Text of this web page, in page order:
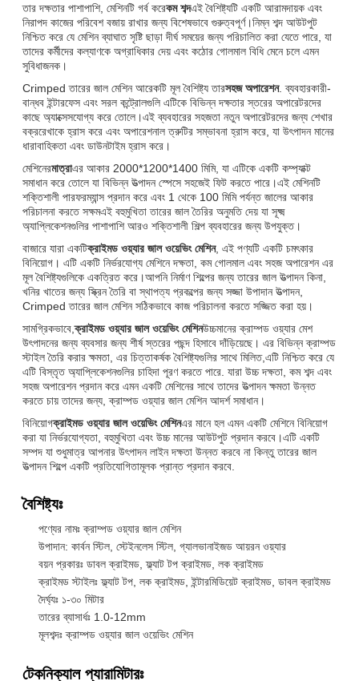
তার দক্ষতার পাশাপাশি, মেশিনটি গর্ব করেকম শব্দএই বৈশিষ্ট্যটি একটি আরামদায়ক এবং
নিরাপদ কাজের পরিবেশ বজায় রাখার জন্য বিশেষভাবে গুরুত্বপূর্ণ।নিম্ন শব্দ আউটপুট
নিশ্চিত করে যে মেশিন ব্যাঘাত সৃষ্টি ছাড়া দীর্ঘ সময়ের জন্য পরিচালিত করা যেতে পারে, যা
তাদের কর্মীদের কল্যাণকে অগ্রাধিকার দেয় এবং কঠোর গোলমাল বিধি মেনে চলে এমন
সুবিধাজনক।
Crimped তারের জাল মেশিন আরেকটি মূল বৈশিষ্ট্য তারসহজ অপারেশন. ব্যবহারকারী-
বান্ধব ইন্টারফেস এবং সরল কন্ট্রোলগুলি এটিকে বিভিন্ন দক্ষতার স্তরের অপারেটরদের
কাছে অ্যাক্সেসযোগ্য করে তোলে।এই ব্যবহারের সহজতা নতুন অপারেটরদের জন্য শেখার
বক্ররেখাকে হ্রাস করে এবং অপারেশনাল ত্রুটির সম্ভাবনা হ্রাস করে, যা উৎপাদন মানের
ধারাবাহিকতা এবং ডাউনটাইম হ্রাস করে।
মেশিনেরমাত্রাএর আকার 2000*1200*1400 মিমি, যা এটিকে একটি কম্প্যাক্ট
সমাধান করে তোলে যা বিভিন্ন উত্পাদন স্পেসে সহজেই ফিট করতে পারে।এই মেশিনটি
শক্তিশালী পারফরম্যান্স প্রদান করে এবং 1 থেকে 100 মিমি পর্যন্ত জালের আকার
পরিচালনা করতে সক্ষমএই বহুমুখিতা তারের জাল তৈরির অনুমতি দেয় যা সূক্ষ্ম
অ্যাপ্লিকেশনগুলির পাশাপাশি আরও শক্তিশালী শিল্প ব্যবহারের জন্য উপযুক্ত।
বাজারে যারা একটিক্রাইমড ওয়্যার জাল ওয়েভিং মেশিন, এই পণ্যটি একটি চমৎকার
বিনিয়োগ। এটি একটি নির্ভরযোগ্য মেশিনে দক্ষতা, কম গোলমাল এবং সহজ অপারেশন এর
মূল বৈশিষ্ট্যগুলিকে একত্রিত করে।আপনি নির্মাণ শিল্পের জন্য তারের জাল উত্পাদন কিনা,
খনির খাতের জন্য স্ক্রিন তৈরি বা স্থাপত্য প্রকল্পের জন্য সজ্জা উপাদান উত্পাদন,
Crimped তারের জাল মেশিন সঠিকভাবে কাজ পরিচালনা করতে সজ্জিত করা হয়।
সামগ্রিকভাবে,ক্রাইমড ওয়্যার জাল ওয়েভিং মেশিনউচ্চমানের ক্রাম্পড ওয়্যার মেশ
উৎপাদনের জন্য ব্যবসার জন্য শীর্ষ স্তরের পছন্দ হিসাবে দাঁড়িয়েছে। এর বিভিন্ন ক্রাম্পড
স্টাইল তৈরি করার ক্ষমতা, এর চিত্তাকর্ষক বৈশিষ্ট্যগুলির সাথে মিলিত,এটি নিশ্চিত করে যে
এটি বিস্তৃত অ্যাপ্লিকেশনগুলির চাহিদা পূরণ করতে পারে. যারা উচ্চ দক্ষতা, কম শব্দ এবং
সহজ অপারেশন প্রদান করে এমন একটি মেশিনের সাথে তাদের উত্পাদন ক্ষমতা উন্নত
করতে চায় তাদের জন্য, ক্রাম্পড ওয়্যার জাল মেশিন আদর্শ সমাধান।
বিনিয়োগক্রাইমড ওয়্যার জাল ওয়েভিং মেশিনএর মানে হল এমন একটি মেশিনে বিনিয়োগ
করা যা নির্ভরযোগ্যতা, বহুমুখিতা এবং উচ্চ মানের আউটপুট প্রদান করবে।এটি একটি
সম্পদ যা শুধুমাত্র আপনার উৎপাদন লাইন দক্ষতা উন্নত করবে না কিন্তু তারের জাল
উত্পাদন শিল্পে একটি প্রতিযোগিতামূলক প্রান্ত প্রদান করবে.
বৈশিষ্ট্যঃ
পণ্যের নামঃ ক্রাম্পড ওয়্যার জাল মেশিন
উপাদান: কার্বন স্টিল, স্টেইনলেস স্টিল, গ্যালভানাইজড আয়রন ওয়্যার
বয়ন প্রকারঃ ডাবল ক্রাইমড, ফ্ল্যাট টপ ক্রাইমড, লক ক্রাইমড
ক্রাইমড স্টাইলঃ ফ্ল্যাট টপ, লক ক্রাইমড, ইন্টারমিডিয়েট ক্রাইমড, ডাবল ক্রাইমড
দৈর্ঘ্যঃ ১-৩০ মিটার
তারের ব্যাসার্ধঃ 1.0-12mm
মূলশব্দঃ ক্রাম্পড ওয়্যার জাল ওয়েভিং মেশিন
টেকনিক্যাল প্যারামিটারঃ